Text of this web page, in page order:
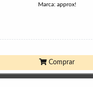
Marca: approx!
Comprar